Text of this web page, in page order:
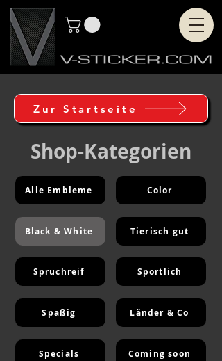
Zur Startseite
Shop-Kategorien
Alle Embleme Color
Black & White Tierisch gut
Spruchreif Sportlich
Spaßig Länder & Co
Specials Coming soon